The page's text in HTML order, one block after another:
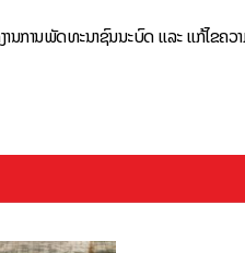
ນການພັດທະນາຊົນນະບົດ ແລະ ແກ້ໄຂຄວ